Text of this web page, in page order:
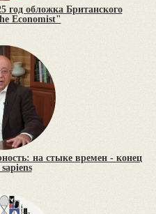
год обложка Британского
Economist"
на стыке времен - конец